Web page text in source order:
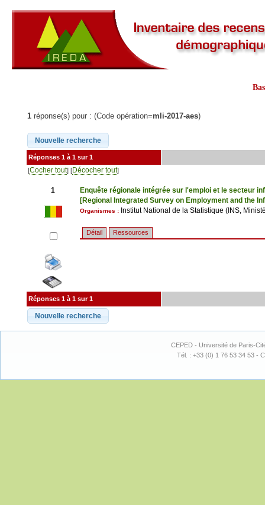
1 réponse(s) pour : (Code opération=mli-2017-aes)
Réponses 1 à 1 sur 1
[Cocher tout] [Décocher tout]
1
Enquête régionale intégrée sur l'emploi et le secteur
[Regional Integrated Survey on Employment and the
Organismes : Institut National de la Statistique (INS,
Détail Ressources
Réponses 1 à 1 sur 1
CEPED - Université de Paris-
Tél. : +33 (0) 1 76 53 34 53 -